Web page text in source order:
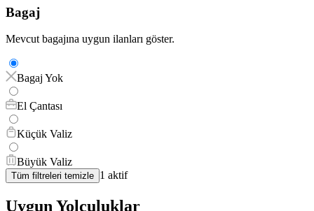
Bagaj
Mevcut bagajına uygun ilanları göster.
Bagaj Yok
El Çantası
Küçük Valiz
Büyük Valiz
Tüm filtreleri temizle 1 aktif
Uygun Yolculuklar